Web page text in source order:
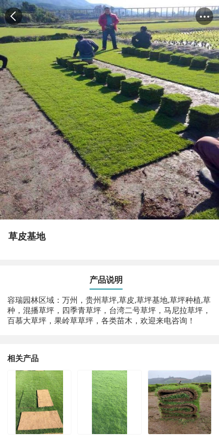
草皮基地
产品说明
容瑞园林区域：万州，贵州草坪,草皮,草坪基地,草坪种植,草
种，混播草坪，四季青草坪，台湾二号草坪，马尼拉草坪，
百慕大草坪，果岭草草坪，各类苗木，欢迎来电咨询！
相关产品